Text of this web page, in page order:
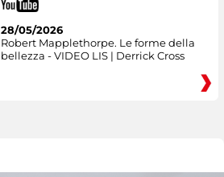
28/05/2026
Robert Mapplethorpe. Le forme della
bellezza - VIDEO LIS | Derrick Cross